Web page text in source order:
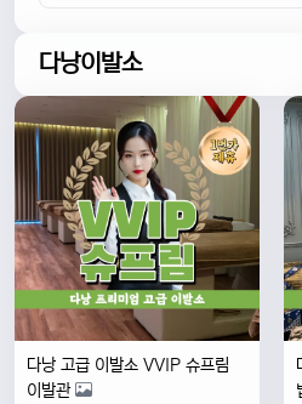
다낭이발소
다낭 고급 이발소 VVIP 슈프림
이발관